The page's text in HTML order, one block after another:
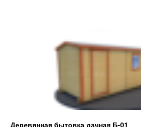
Деревянная бытовка дачная Б-01